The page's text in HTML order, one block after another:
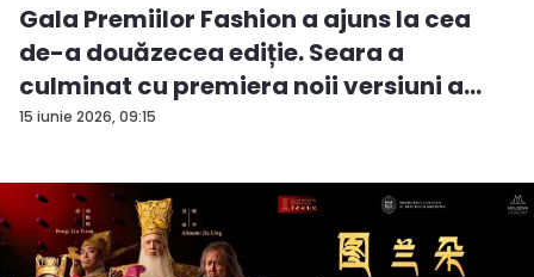
15 iunie 2026, 09:15
Gala Premiilor Fashion a ajuns la cea
de-a douăzecea ediție. Seara a
culminat cu premiera noii versiuni a
pie...